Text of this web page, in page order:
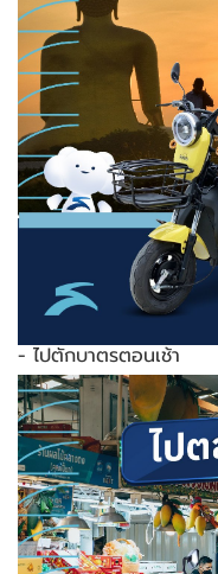
- ไปตักบาตรตอนเช้า